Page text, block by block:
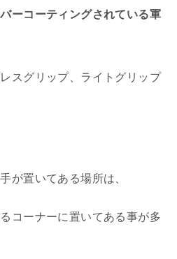
ーコーティングされている軍
スグリップ、ライトグリップ
が置いてある場所は、
コーナーに置いてある事が多